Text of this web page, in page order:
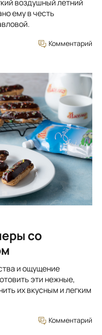
воздушный летний
ему в честь
Комментарий
со
и ощущение
эти нежные,
их вкусным и легким
Комментарий